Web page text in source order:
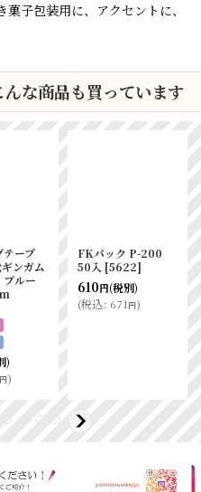
子包装用に、アクセントに、
な商品も買っています
テープ
ンガム
ブルー
)
円)
FKパック P-200
50入 [5622]
610円(税別)
(税込: 671円)